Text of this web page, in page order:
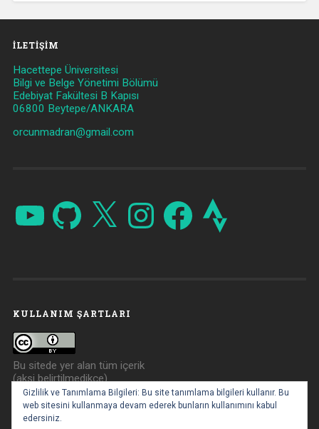
İLETIŞIM
Hacettepe Üniversitesi
Bilgi ve Belge Yönetimi Bölümü
Edebiyat Fakültesi B Kapısı
06800 Beytepe/ANKARA
orcunmadran@gmail.com
YouTube GitHub X InstagramFacebook Strava
KULLANIM ŞARTLARI
Bu sitede yer alan tüm içerik
(aksi belirtilmedikçe)
Creative Commons Atıf 4.0
ile lisanslanmıştır.
Gizlilik ve Tanımlama Bilgileri: Bu site tanımlama bilgileri kullanır. Bu
web sitesini kullanmaya devam ederek bunların kullanımını kabul
edersiniz.